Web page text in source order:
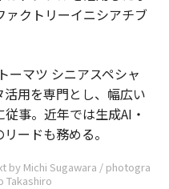
ァクトリーイニシアチブ
ーマツ シニアスペシャ
用を専門とし、幅広い
事。近年では生成AI・
ードも務める。
by Michi Sugawara / photogra
Takashiro